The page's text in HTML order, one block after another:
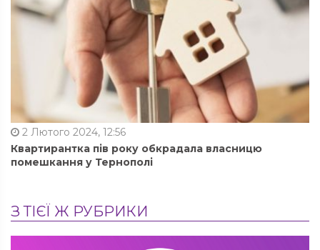
2 Лютого 2024, 12:56
Квартирантка пів року обкрадала власницю
помешкання у Тернополі
З ТІЄЇ Ж РУБРИКИ